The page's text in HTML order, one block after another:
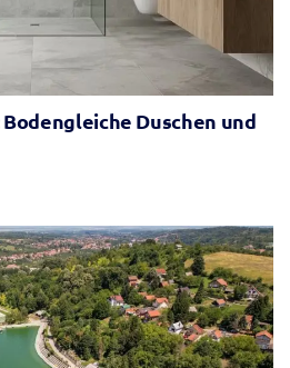
Duschen und